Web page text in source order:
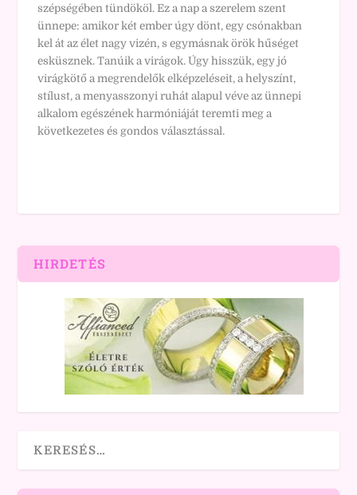
szépségében tündököl. Ez a nap a szerelem szent
ünnepe: amikor két ember úgy dönt, egy csónakban
kel át az élet nagy vizén, s egymásnak örök hűséget
esküsznek. Tanúik a virágok. Úgy hisszük, egy jó
virágkötő a megrendelők elképzeléseit, a helyszínt,
stílust, a menyasszonyi ruhát alapul véve az ünnepi
alkalom egészének harmóniáját teremti meg a
következetes és gondos választással.
HIRDETÉS